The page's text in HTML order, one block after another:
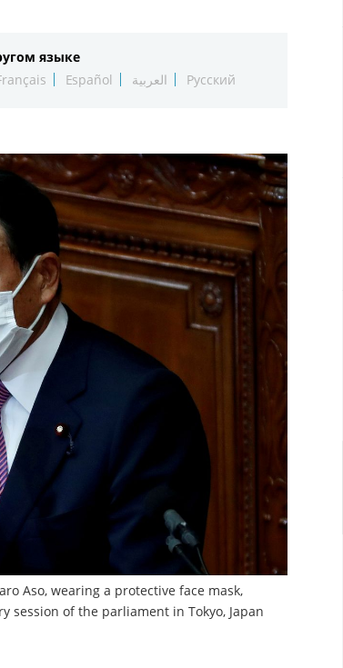
Токио
языке
Español العربية Русский
Aso, wearing a protective face mask,
session of the parliament in Tokyo, Japan